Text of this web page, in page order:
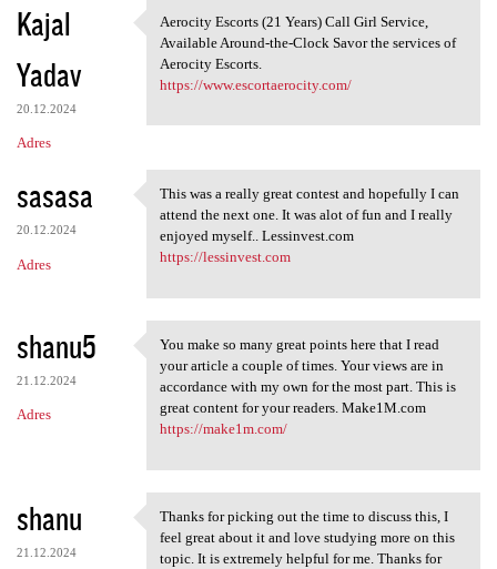
Kajal
Yadav
20.12.2024
Adres
Aerocity Escorts (21 Years)
Aerocity Escorts (21 Years) Call Girl Service,
Available Around-the-Clock Savor the services of
Aerocity Escorts.
https://www.escortaerocity.com/
sasasa
20.12.2024
Adres
This was a really great
This was a really great contest and hopefully I can
attend the next one. It was alot of fun and I really
enjoyed myself.. Lessinvest.com
https://lessinvest.com
shanu5
21.12.2024
Adres
You make so many great points
You make so many great points here that I read
your article a couple of times. Your views are in
accordance with my own for the most part. This is
great content for your readers. Make1M.com
https://make1m.com/
shanu
21.12.2024
Thanks for picking out the
Thanks for picking out the time to discuss this, I
feel great about it and love studying more on this
topic. It is extremely helpful for me. Thanks for